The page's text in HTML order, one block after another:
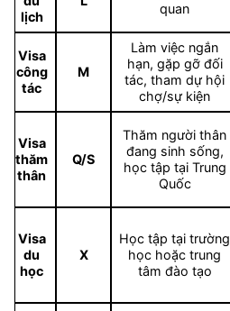
lịch
quan
Visa
công
tác
M
Làm việc ngắn
hạn, gặp gỡ đối
tác, tham dự hội
chợ/sự kiện
Visa
thăm
thân
Q/S
Thăm người thân
đang sinh sống,
học tập tại Trung
Quốc
Visa
du
học
X
Học tập tại trường
học hoặc trung
tâm đào tạo